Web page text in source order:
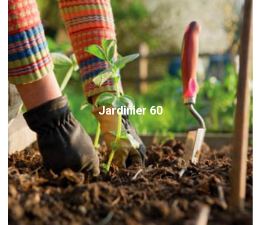
Jardinier 60